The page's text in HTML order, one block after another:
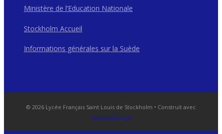
Ministère de l’Education Nationale
Stockholm Accueil
Informations générales sur la Suède
© 2026 Lycée Français Saint Louis de Stockholm • Construit avec
GeneratePress